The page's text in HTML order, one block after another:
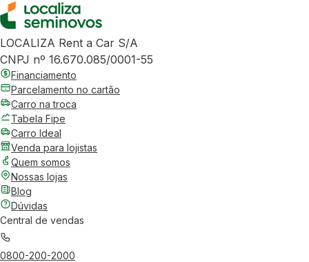
LOCALIZA Rent a Car S/A
CNPJ nº 16.670.085/0001-55
Financiamento
Parcelamento no cartão
Carro na troca
Tabela Fipe
Carro Ideal
Venda para lojistas
Quem somos
Nossas lojas
Blog
Dúvidas
Central de vendas
0800-200-2000